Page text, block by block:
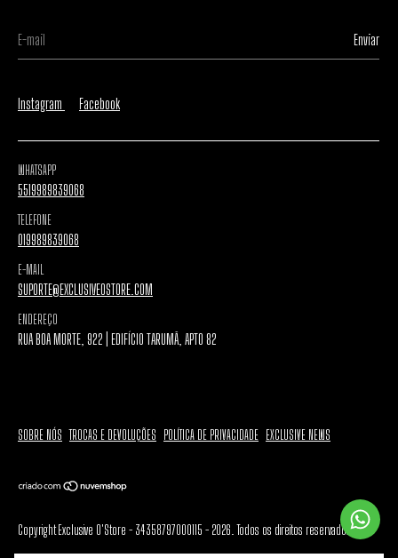
Instagram Facebook
WHATSAPP
5519989839068
TELEFONE
019989839068
E-MAIL
SUPORTE@EXCLUSIVEOSTORE.COM
ENDEREÇO
RUA BOA MORTE, 922 | EDIFÍCIO TARUMÃ, APTO 82
SOBRE NÓS TROCAS E DEVOLUÇÕES POLÍTICA DE PRIVACIDADE EXCLUSIVE NEWS
Copyright Exclusive O'Store - 34358797000115 - 2026. Todos os direitos reservados.